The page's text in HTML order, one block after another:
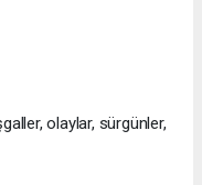
olaylar, sürgünler,